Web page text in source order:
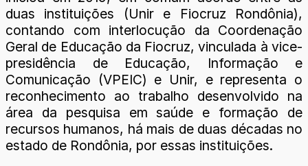
duas instituições (Unir e Fiocruz Rondônia),
contando com interlocução da Coordenação
Geral de Educação da Fiocruz, vinculada à vice-
presidência de Educação, Informação e
Comunicação (VPEIC) e Unir, e representa o
reconhecimento ao trabalho desenvolvido na
área da pesquisa em saúde e formação de
recursos humanos, há mais de duas décadas no
estado de Rondônia, por essas instituições.